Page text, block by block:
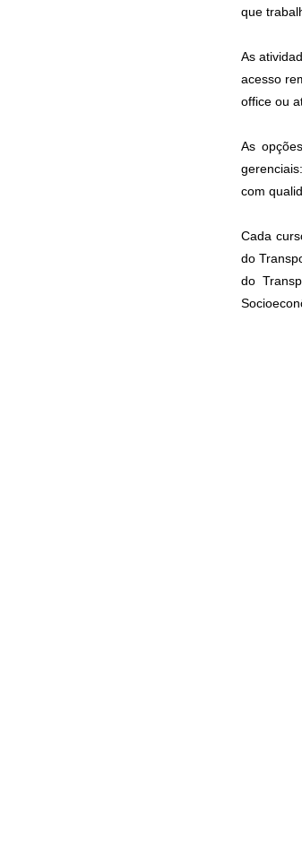
que
As
acesso
office ou
As
com
Cada
do
do